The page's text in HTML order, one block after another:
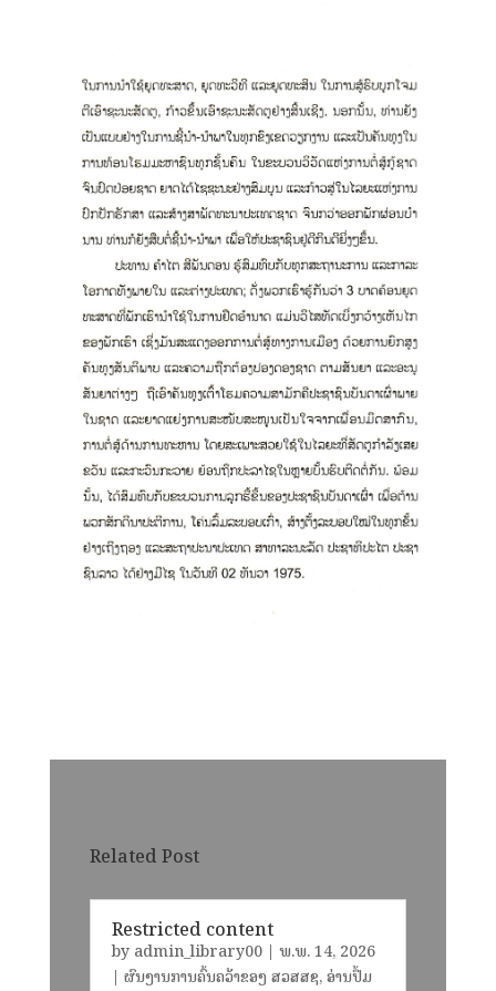
Related Post
Restricted content
by admin_library00| ພ.ພ. 14, 2026
| ຜົນງານການຄົ້ນຄວ້າຂອງ ສວສສຊ,ອ່ານປຶ້ມ